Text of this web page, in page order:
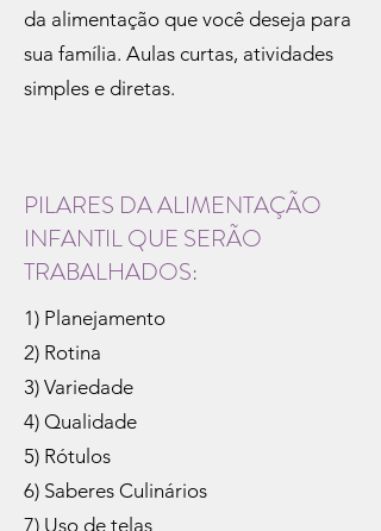
da alimentação que você deseja para
sua família. Aulas curtas, atividades
simples e diretas.
PILARES DA ALIMENTAÇÃO
INFANTIL QUE SERÃO
TRABALHADOS:
1) Planejamento
2) Rotina
3) Variedade
4) Qualidade
5) Rótulos
6) Saberes Culinários
7) Uso de telas